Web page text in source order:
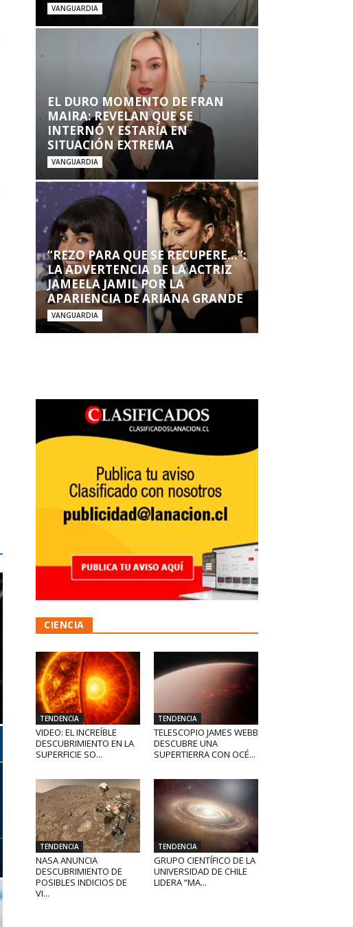
VANGUARDIA
EL DURO MOMENTO DE FRAN
MAIRA: REVELAN QUE SE
INTERNÓ Y ESTARÍA EN
SITUACIÓN EXTREMA
VANGUARDIA
“REZO PARA QUE SE RECUPERE…”:
LA ADVERTENCIA DE LA ACTRIZ
JAMEELA JAMIL POR LA
APARIENCIA DE ARIANA GRANDE
VANGUARDIA
CIENCIA
TENDENCIA
VIDEO: EL INCREÍBLE
DESCUBRIMIENTO EN LA
SUPERFICIE SO...
TENDENCIA
TELESCOPIO JAMES WEBB
DESCUBRE UNA
SUPERTIERRA CON OCÉ...
TENDENCIA
NASA ANUNCIA
DESCUBRIMIENTO DE
POSIBLES INDICIOS DE
VI...
TENDENCIA
GRUPO CIENTÍFICO DE LA
UNIVERSIDAD DE CHILE
LIDERA “MA...